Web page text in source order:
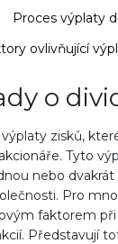
Proces výplaty
ovlivňující
o
zisků,
Tyto
nebo dvakrát
Pro
faktorem
Představují